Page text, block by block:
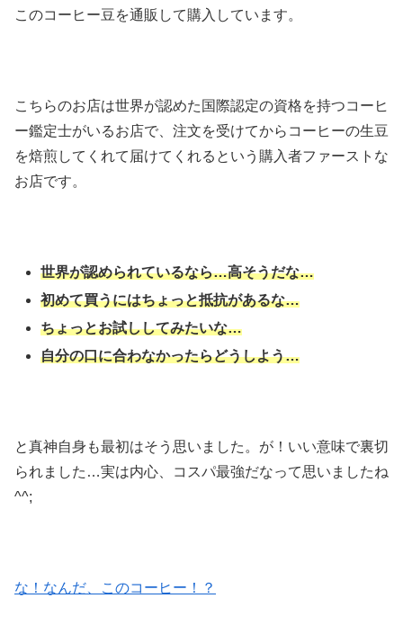
このコーヒー豆を通販して購入しています。
こちらのお店は世界が認めた国際認定の資格を持つコーヒ
ー鑑定士がいるお店で、注文を受けてからコーヒーの生豆
を焙煎してくれて届けてくれるという購入者ファーストな
お店です。
世界が認められているなら…高そうだな…
初めて買うにはちょっと抵抗があるな…
ちょっとお試ししてみたいな…
自分の口に合わなかったらどうしよう…
と真神自身も最初はそう思いました。が！いい意味で裏切
られました…実は内心、コスパ最強だなって思いましたね
^^;
な！なんだ、このコーヒー！？